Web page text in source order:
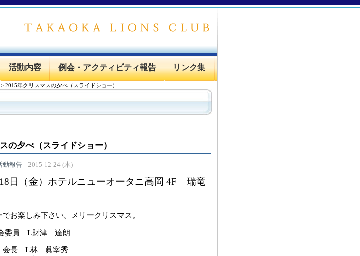
活動内容 例会・アクティビティ報告 リンク集
>2015年クリスマスの夕べ（スライドショー）
の夕べ（スライドショー）
動報告 2015-12-24 (木)
日（金）ホテルニューオータニ高岡 4F 瑞竜
お楽しみ下さい。メリークリスマス。
会委員 L財津 達朗
長 L林 眞宰秀